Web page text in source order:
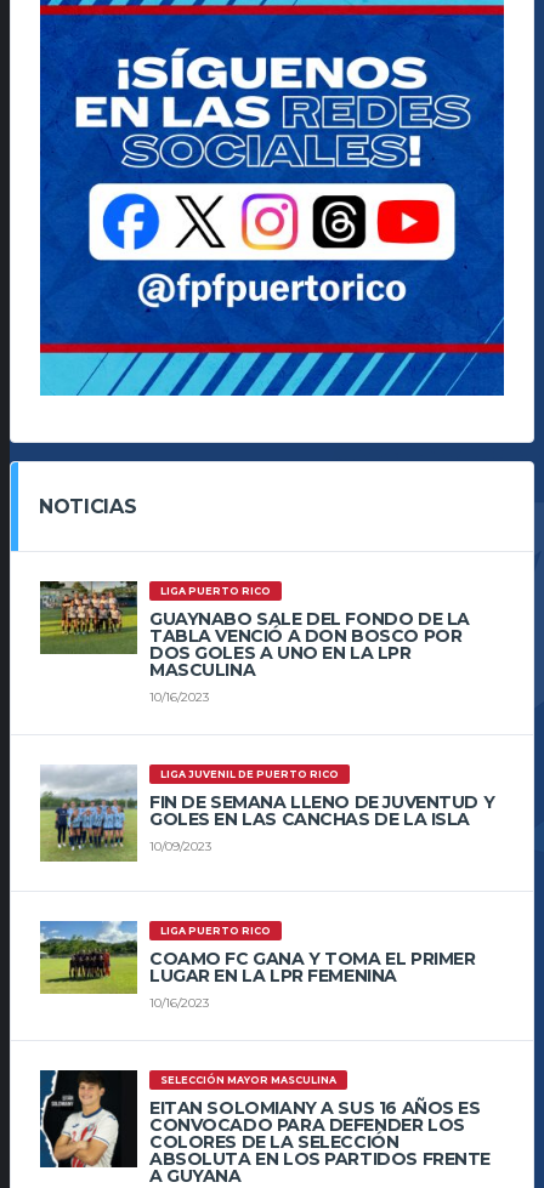
NOTICIAS
LIGA PUERTO RICO
GUAYNABO SALE DEL FONDO DE LA
TABLA VENCIÓ A DON BOSCO POR
DOS GOLES A UNO EN LA LPR
MASCULINA
10/16/2023
LIGA JUVENIL DE PUERTO RICO
FIN DE SEMANA LLENO DE JUVENTUD Y
GOLES EN LAS CANCHAS DE LA ISLA
10/09/2023
LIGA PUERTO RICO
COAMO FC GANA Y TOMA EL PRIMER
LUGAR EN LA LPR FEMENINA
10/16/2023
SELECCIÓN MAYOR MASCULINA
EITAN SOLOMIANY A SUS 16 AÑOS ES
CONVOCADO PARA DEFENDER LOS
COLORES DE LA SELECCIÓN
ABSOLUTA EN LOS PARTIDOS FRENTE
A GUYANA